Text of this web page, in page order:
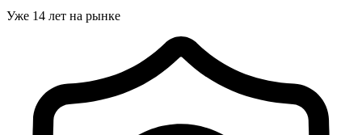
Уже 14 лет на рынке